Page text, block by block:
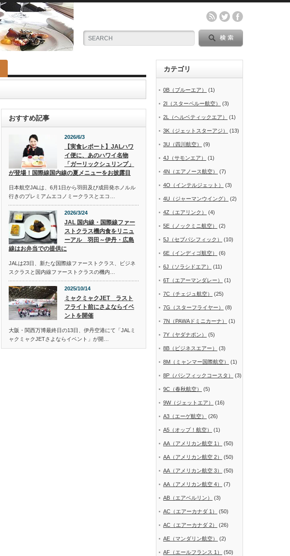
おすすめ記事
2026/6/3
【実食レポート】JALハワ
イ便に、あのハワイ名物
「ガーリックシュリンプ」
が登場！国際線国内線の夏メニューをお披露目
日本航空JALは、6月1日から羽田及び成田発ホノルル
行きのプレミアムエコノミークラスとエコ…
2026/3/24
JAL 国内線・国際線ファー
ストクラス機内食をリニュ
ーアル 羽田～伊丹・広島
線はお弁当での提供に
JALは23日、新たな国際線ファーストクラス、ビジネ
スクラスと国内線ファーストクラスの機内…
2025/10/14
ミャクミャクJET ラスト
フライト前にさよならイベ
ントを開催
大阪・関西万博最終日の13日、伊丹空港にて「JALミ
ャクミャクJETさよならイベント」が開…
カテゴリ
0B（ブルーエア） (1)
2I（スターペルー航空） (3)
2L（ヘルベティックエア） (1)
3K（ジェットスターアジ） (13)
3U（四川航空） (9)
4J（サモンエア） (1)
4N（エアノース航空） (7)
4O（インテルジェット） (3)
4U（ジャーマンウイング） (2)
4Z（エアリンク） (4)
5E（ノックミニ航空） (2)
5J（セブパシフィック） (10)
6E（インディゴ航空） (6)
6J（ソラシドエア） (11)
6T（エアーマンダレー） (1)
7C（チェジュ航空） (25)
7G（スターフライヤー） (8)
7N（PAWAドミニカーナ） (1)
7Y（ヤダナポン） (5)
8B（ビジネスエアー） (3)
8M（ミャンマー国際航空） (1)
8P（パシフィックコースタ） (3)
9C（春秋航空） (5)
9W（ジェットエア） (16)
A3（エーゲ航空） (26)
A5（オップ！航空） (1)
AA（アメリカン航空 1） (50)
AA（アメリカン航空 2） (50)
AA（アメリカン航空 3） (50)
AA（アメリカン航空 4） (7)
AB（エアベルリン） (3)
AC（エアーカナダ 1） (50)
AC（エアーカナダ 2） (26)
AE（マンダリン航空） (2)
AF（エールフランス 1） (50)